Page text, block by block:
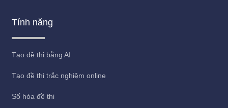
Tính năng
Tạo đề thi bằng AI
Tạo đề thi trắc nghiệm online
Số hóa đề thi